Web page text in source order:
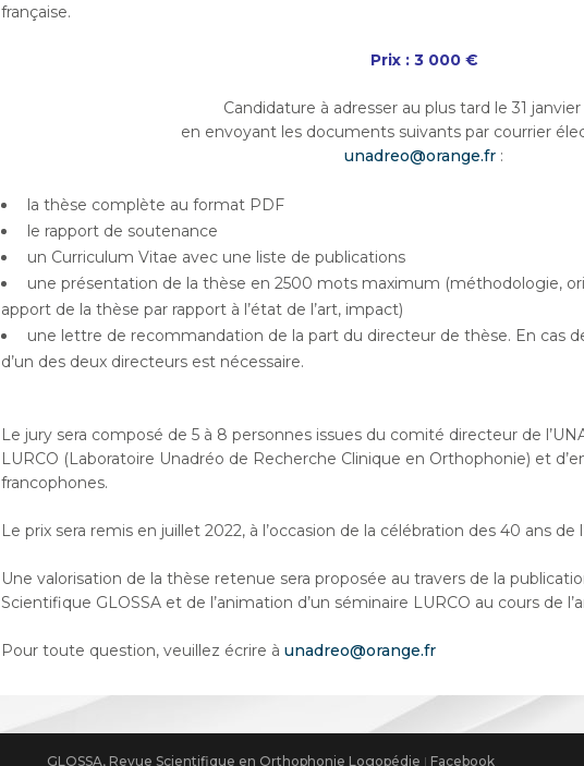
française.
Prix : 3 000 €
Candidature à adresser au plus tard le 31 janvier
en envoyant les documents suivants par courrier
unadreo@orange.fr :
la thèse complète au format PDF
le rapport de soutenance
un Curriculum Vitae avec une liste de publications
une présentation de la thèse en 2500 mots maximum (méthodologie,
apport de la thèse par rapport à l’état de l’art, impact)
une lettre de recommandation de la part du directeur de thèse. En cas
d’un des deux directeurs est nécessaire.
Le jury sera composé de 5 à 8 personnes issues du comité directeur de
LURCO (Laboratoire Unadréo de Recherche Clinique en Orthophonie) et
francophones.
Le prix sera remis en juillet 2022, à l’occasion de la célébration des 40 ans de
Une valorisation de la thèse retenue sera proposée au travers de la
Scientifique GLOSSA et de l’animation d’un séminaire LURCO au cours de
Pour toute question, veuillez écrire à unadreo@orange.fr
GLOSSA, Revue Scientifique en Orthophonie Logopédie | Facebook